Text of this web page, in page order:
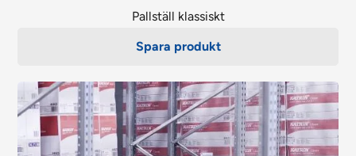
Pallställ klassiskt
Spara produkt